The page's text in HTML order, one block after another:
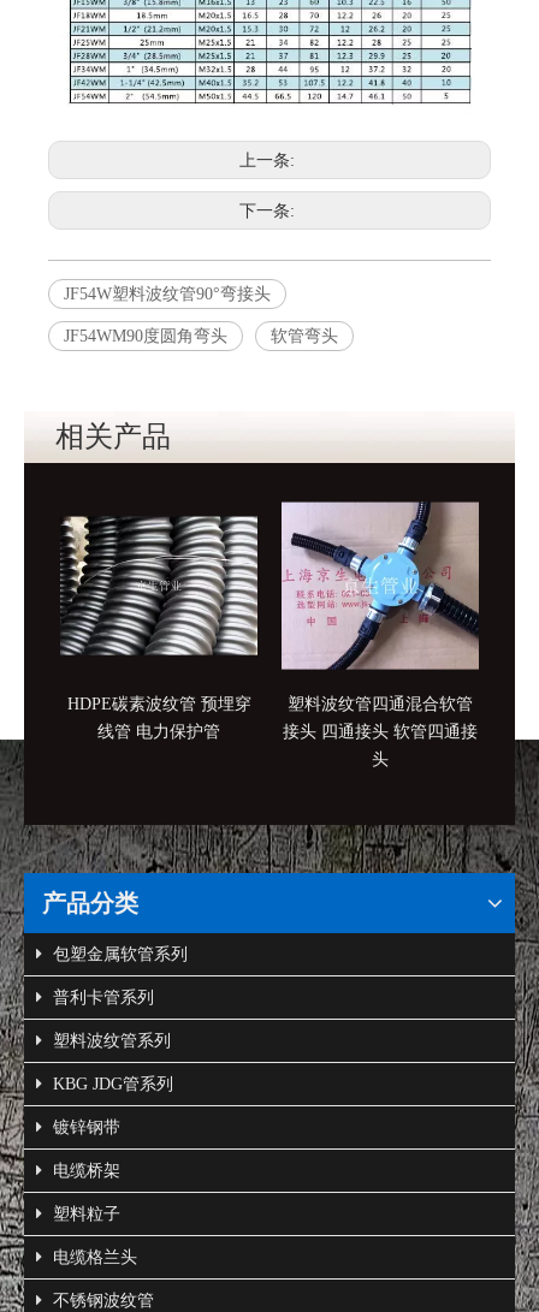
上一条:
下一条:
JF54W塑料波纹管90°弯接头
JF54WM90度圆角弯头 软管弯头
相关产品
HDPE碳素波纹管 预埋穿
线管 电力保护管
塑料波纹管四通混合软管
接头 四通接头 软管四通接
头
产品分类
包塑金属软管系列
普利卡管系列
塑料波纹管系列
KBG JDG管系列
镀锌钢带
电缆桥架
塑料粒子
电缆格兰头
不锈钢波纹管